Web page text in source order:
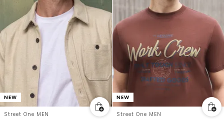
NEW
Street One MEN
NEW
Street One MEN